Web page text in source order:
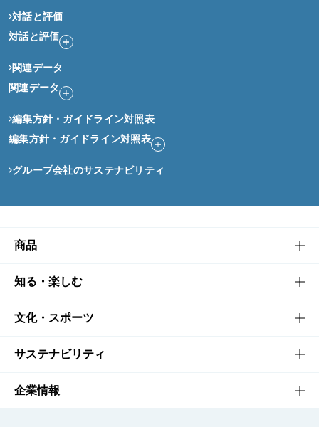
対話と評価
対話と評価
関連データ
関連データ
編集方針・ガイドライン対照表
編集方針・ガイドライン対照表
グループ会社のサステナビリティ
商品
商品TOP
商品一覧
商品発売情報
栄養成分一覧
知る・楽しむ
知る・楽しむTOP
キャンペーン
工場見学
文化・スポーツ
文化・スポーツTOP
サントリーホール
サステナビリティ
サステナビリティTOP
企業情報